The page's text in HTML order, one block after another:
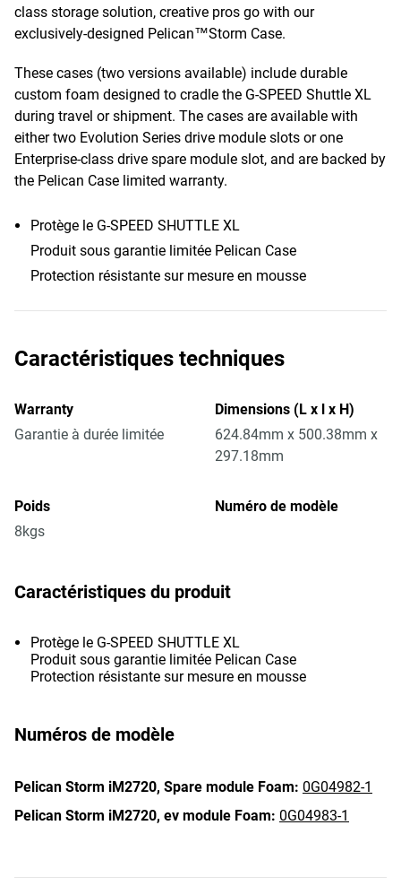
class storage solution, creative pros go with our
exclusively-designed Pelican™Storm Case.
These cases (two versions available) include durable
custom foam designed to cradle the G-SPEED Shuttle XL
during travel or shipment. The cases are available with
either two Evolution Series drive module slots or one
Enterprise-class drive spare module slot, and are backed by
the Pelican Case limited warranty.
Protège le G-SPEED SHUTTLE XL
Produit sous garantie limitée Pelican Case
Protection résistante sur mesure en mousse
Caractéristiques techniques
Warranty
Garantie à durée limitée
Dimensions (L x l x H)
624.84mm x 500.38mm x
297.18mm
Poids
8kgs
Numéro de modèle
Caractéristiques du produit
Protège le G-SPEED SHUTTLE XL
Produit sous garantie limitée Pelican Case
Protection résistante sur mesure en mousse
Numéros de modèle
Pelican Storm iM2720, Spare module Foam: 0G04982-1
Pelican Storm iM2720, ev module Foam: 0G04983-1